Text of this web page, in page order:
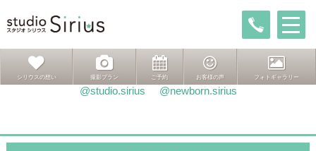
シリウスの想い 撮影プラン ご予約 お客様の声 フォトギャラリー
稿
ー
の
稿:
次ページへ 次
推し活
インスタグラムはこちら
@studio.sirius
@newborn.sirius